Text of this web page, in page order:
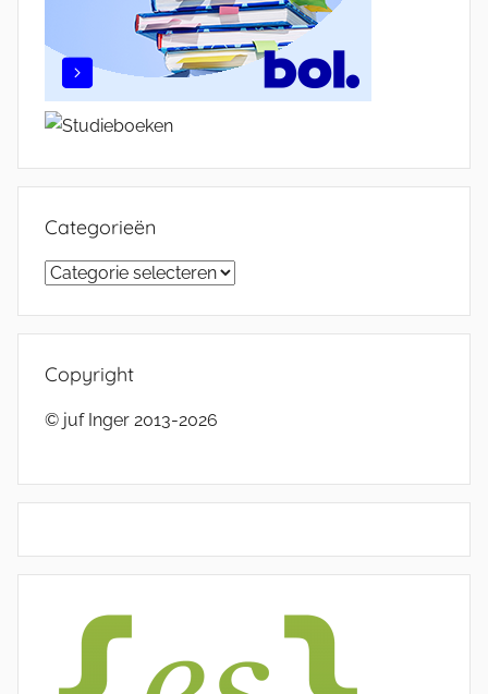
Categorieën
Categorieën
Copyright
© juf Inger 2013-2026